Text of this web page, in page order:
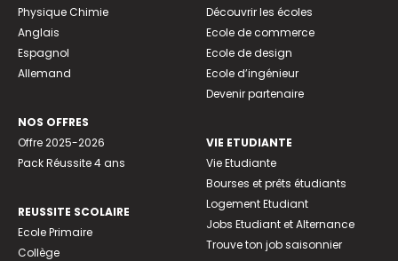
Physique Chimie
Anglais
Espagnol
Allemand
NOS OFFRES
Offre 2025-2026
Pack Réussite 4 ans
REUSSITE SCOLAIRE
Ecole Primaire
Collège
Découvrir les écoles
Ecole de commerce
Ecole de design
Ecole d’ingénieur
Devenir partenaire
VIE ETUDIANTE
Vie Etudiante
Bourses et prêts étudiants
Logement Etudiant
Jobs Etudiant et Alternance
Trouve ton job saisonnier